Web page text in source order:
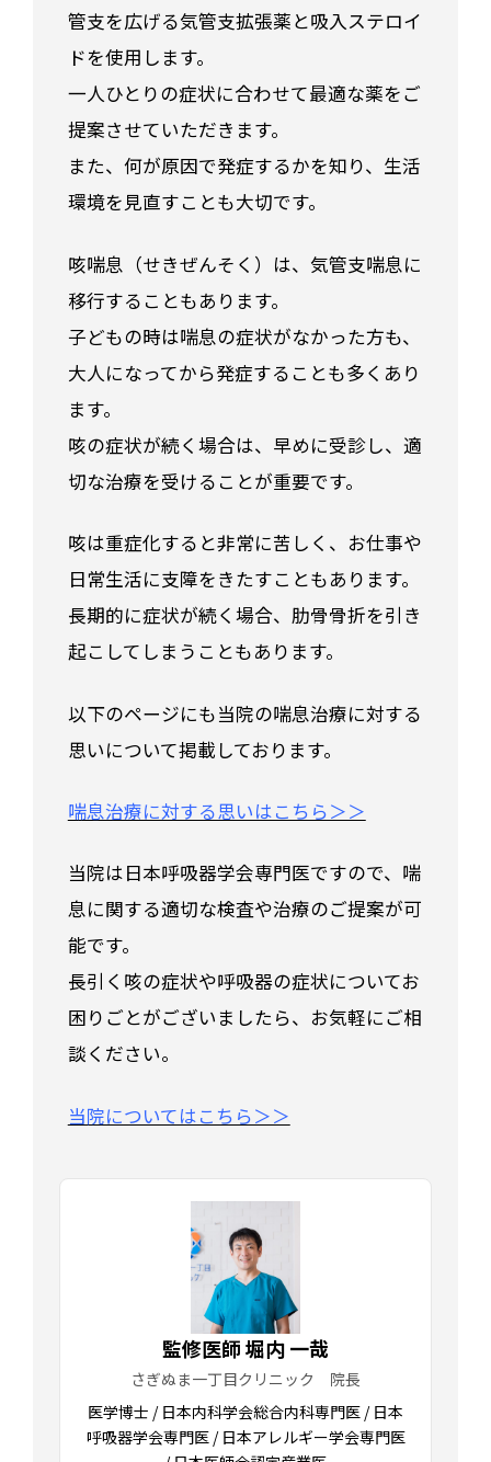
管支を広げる気管支拡張薬と吸入ステロイ
ドを使用します。
一人ひとりの症状に合わせて最適な薬をご
提案させていただきます。
また、何が原因で発症するかを知り、生活
環境を見直すことも大切です。
咳喘息（せきぜんそく）は、気管支喘息に
移行することもあります。
子どもの時は喘息の症状がなかった方も、
大人になってから発症することも多くあり
ます。
咳の症状が続く場合は、早めに受診し、適
切な治療を受けることが重要です。
咳は重症化すると非常に苦しく、お仕事や
日常生活に支障をきたすこともあります。
長期的に症状が続く場合、肋骨骨折を引き
起こしてしまうこともあります。
以下のページにも当院の喘息治療に対する
思いについて掲載しております。
喘息治療に対する思いはこちら＞＞
当院は日本呼吸器学会専門医ですので、喘
息に関する適切な検査や治療のご提案が可
能です。
長引く咳の症状や呼吸器の症状についてお
困りごとがございましたら、お気軽にご相
談ください。
当院についてはこちら＞＞
監修医師 堀内 一哉
さぎぬま一丁目クリニック 院長
医学博士 / 日本内科学会総合内科専門医 / 日本
呼吸器学会専門医 / 日本アレルギー学会専門医